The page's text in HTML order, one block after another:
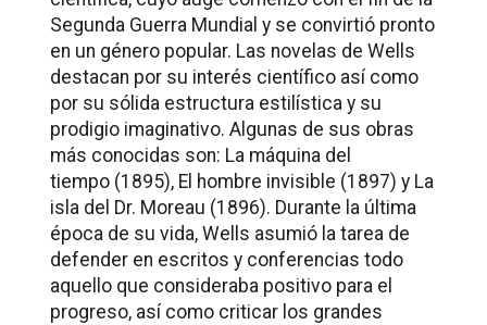
Segunda Guerra Mundial y se convirtió pronto
en un género popular. Las novelas de Wells
destacan por su interés científico así como
por su sólida estructura estilística y su
prodigio imaginativo. Algunas de sus obras
más conocidas son: La máquina del
tiempo (1895), El hombre invisible (1897) y La
isla del Dr. Moreau (1896). Durante la última
época de su vida, Wells asumió la tarea de
defender en escritos y conferencias todo
aquello que consideraba positivo para el
progreso, así como criticar los grandes